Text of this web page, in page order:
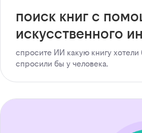
поиск книг с
искусственного
спросите ИИ какую книгу хотели
спросили бы у человека.